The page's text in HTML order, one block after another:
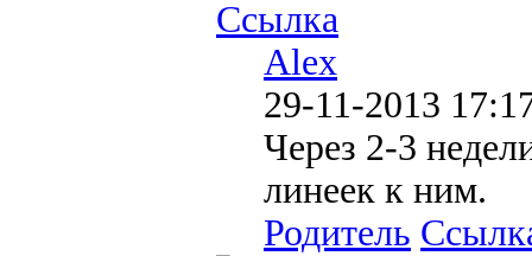
Ссылка
Alex
29-11-2013
Через 2-3
линеек к ним.
Родитель